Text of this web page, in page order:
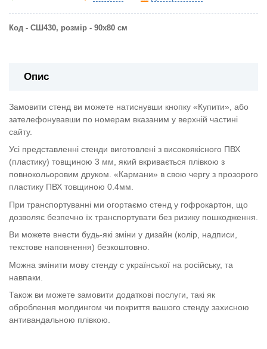
Код - СШ430, розмір - 90х80 см
Опис
Замовити стенд ви можете натиснувши кнопку «Купити», або
зателефонувавши по номерам вказаним у верхній частині
сайту.
Усі представленні стенди виготовлені з високоякісного ПВХ
(пластику) товщиною 3 мм, який вкривається плівкою з
повнокольоровим друком. «Кармани» в свою чергу з прозорого
пластику ПВХ товщиною 0.4мм.
При транспортуванні ми огортаємо стенд у гофрокартон, що
дозволяє безпечно їх транспортувати без ризику пошкодження.
Ви можете внести будь-які зміни у дизайн (колір, надписи,
текстове наповнення) безкоштовно.
Можна змінити мову стенду с української на російську, та
навпаки.
Також ви можете замовити додаткові послуги, такі як
оброблення молдингом чи покриття вашого стенду захисною
антивандальною плівкою.